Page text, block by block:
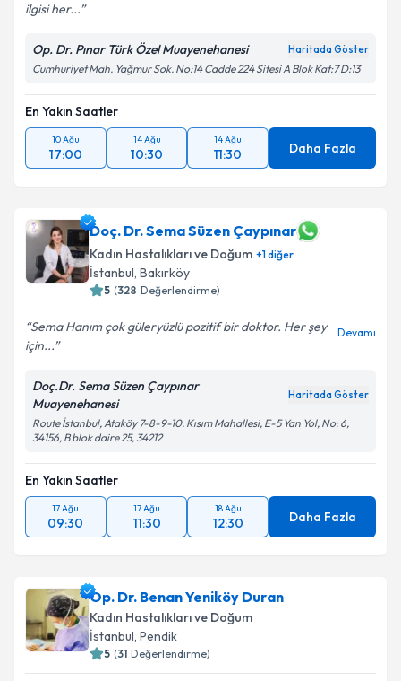
Kişisel verilerimin işlenmesine ilişkin
Aydınlatma
Metni'ni okudum ve kişisel verilerimin belirtilen
kapsamda işlenmesini kabul ediyorum.
Takvim Talebini Gönder
ilgisi her...
Op. Dr. Pınar Türk Özel Muayenehanesi Haritada Göster
Cumhuriyet Mah. Yağmur Sok. No:14 Cadde 224 Sitesi A Blok Kat:7 D:13
En Yakın Saatler
10 Ağu
17:00
14 Ağu
10:30
14 Ağu
11:30 Daha Fazla
Doç. Dr. Sema Süzen Çaypınar
Kadın Hastalıkları ve Doğum +1diğer
İstanbul, Bakırköy
5 (328 Değerlendirme)
Sema Hanım çok güleryüzlü pozitif bir doktor. Her şey
için...
Devamı
Doç.Dr. Sema Süzen Çaypınar
Muayenehanesi
Haritada Göster
Route İstanbul, Ataköy 7-8-9-10. Kısım Mahallesi, E-5 Yan Yol, No: 6,
34156, B blok daire 25, 34212
En Yakın Saatler
17 Ağu
09:30
17 Ağu
11:30
18 Ağu
12:30 Daha Fazla
Op. Dr. Benan Yeniköy Duran
Kadın Hastalıkları ve Doğum
İstanbul, Pendik
5 (31 Değerlendirme)